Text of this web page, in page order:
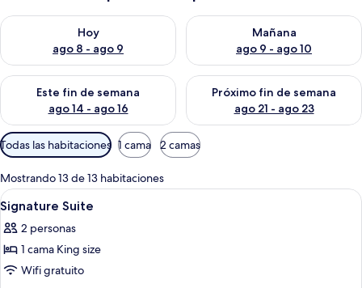
Hoy
ago 8 - ago 9
Consulta la disponibilidad para hoy ago 8 - ago 9
Mañana
ago 9 - ago 10
Consulta la disponibilidad
Este fin de semana
ago 14 - ago 16
Consulta la disponibilidad para este fin de semana ago 14 -
Próximo fin de semana
ago 21 - ago 23
Consulta la disponibilidad
Filtros
disponibles
para
las
habitaciones
Todas las habitaciones 1 cama 2 camas
Mostrando 13 de 13 habitaciones
Abrir
todas
las
fotos
de
Sábanas de algodón egipcio y ropa
18
Signature Suite
2 personas
1 cama King size
Wifi gratuito